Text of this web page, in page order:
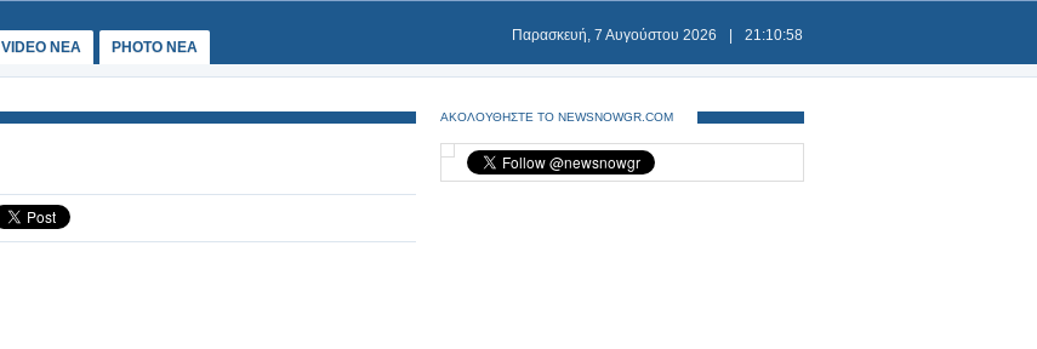
VIDEO NEA PHOTO NEA
Παρασκευή, 7 Αυγούστου 2026 21:10:59
ΑΚΟΛΟΥΘΗΣΤΕ ΤΟ NEWSNOWGR.COM